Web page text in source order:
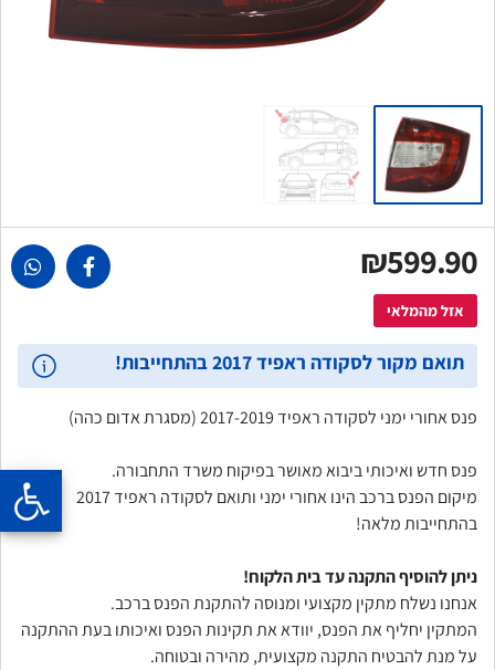
₪599.90
אזל מהמלאי
תואם מקור לסקודה ראפיד 2017 בהתחייבות!
פנס אחורי ימני לסקודה ראפיד 2017-2019 (מסגרת אדום כהה)
פנס חדש ואיכותי ביבוא מאושר בפיקוח משרד התחבורה.
מיקום הפנס ברכב הינו אחורי ימני ותואם לסקודה ראפיד 2017
בהתחייבות מלאה!
ניתן להוסיף התקנה עד בית הלקוח!
אנחנו נשלח מתקין מקצועי ומנוסה להתקנת הפנס ברכב.
המתקין יחליף את הפנס, יוודא את תקינות הפנס ואיכותו בעת ההתקנה
על מנת להבטיח התקנה מקצועית, מהירה ובטוחה.